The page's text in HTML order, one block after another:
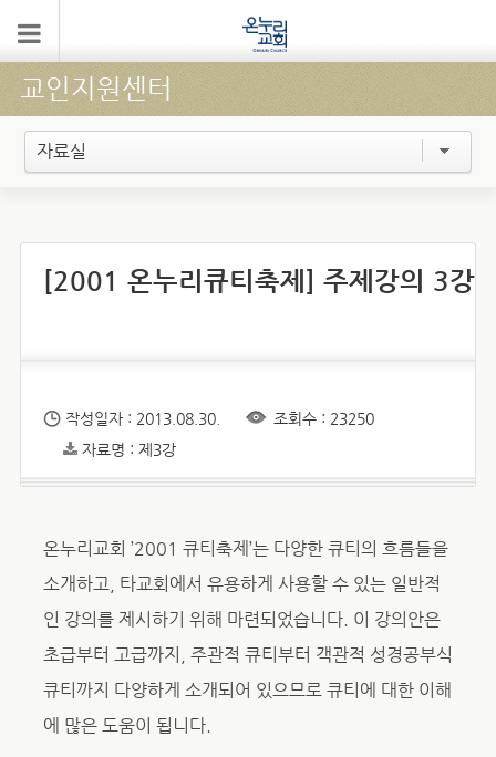
교인지원센터
자료실
[2001 온누리큐티축제] 주제강의 3강
작성일자 : 2013.08.30.
조회수 : 23250
자료명 : 제3강
온누리교회 ’2001 큐티축제’는 다양한 큐티의 흐름들을
소개하고, 타교회에서 유용하게 사용할 수 있는 일반적
인 강의를 제시하기 위해 마련되었습니다. 이 강의안은
초급부터 고급까지, 주관적 큐티부터 객관적 성경공부식
큐티까지 다양하게 소개되어 있으므로 큐티에 대한 이해
에 많은 도움이 됩니다.